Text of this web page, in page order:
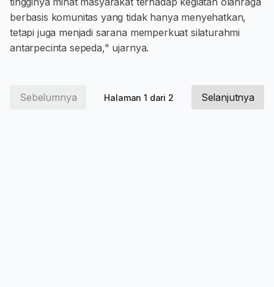
berbasis komunitas yang tidak hanya menyehatkan,
tetapi juga menjadi sarana memperkuat silaturahmi
antarpecinta sepeda," ujarnya.
Sebelumnya Halaman 1 dari 2 Selanjutnya